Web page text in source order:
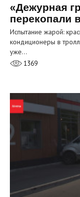
«Дежурная
перекопали
Испытание жарой:
кондиционеры в
уже…
1369